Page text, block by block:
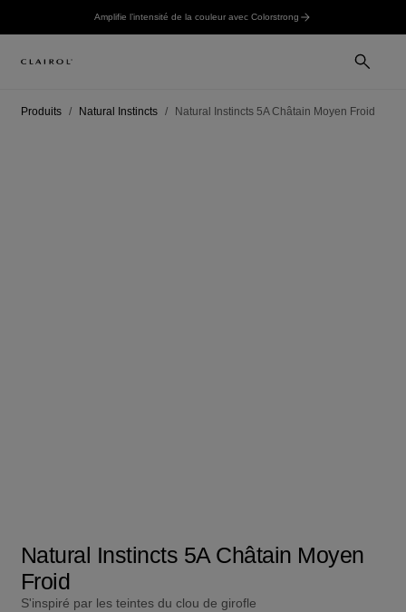
Amplifie l’intensité de la couleur avec Colorstrong
Produits Natural Instincts Natural Instincts 5A Châtain Moyen Froid
Natural Instincts 5A Châtain Moyen
Froid
S'inspiré par les teintes du clou de girofle